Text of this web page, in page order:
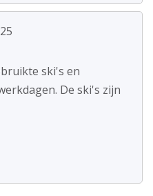
ski's en
De ski's zijn